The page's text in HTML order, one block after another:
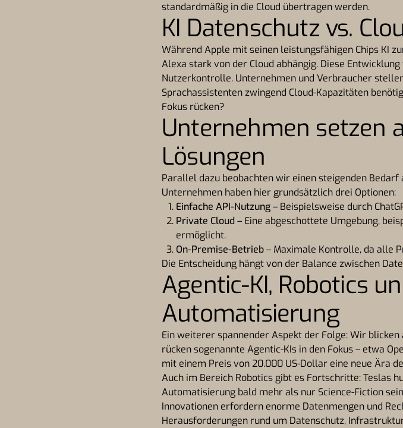
standardmäßig in die Cloud übertragen werden.
KI Datenschutz vs.
Während Apple mit seinen leistungsfähigen Chips KI
Alexa stark von der Cloud abhängig. Diese
Nutzerkontrolle. Unternehmen und Verbraucher
Sprachassistenten zwingend Cloud-Kapazitäten
Fokus rücken?
Unternehmen setzen
Lösungen
Parallel dazu beobachten wir einen steigenden Bedarf
Unternehmen haben hier grundsätzlich drei Optionen:
Einfache API-Nutzung– Beispielsweise durch
Private Cloud – Eine abgeschottete Umgebung,
ermöglicht.
On-Premise-Betrieb– Maximale Kontrolle, da alle
Die Entscheidung hängt von der Balance zwischen
Agentic-KI, Robotics
Automatisierung
Ein weiterer spannender Aspekt der Folge: Wir
rücken sogenannte Agentic-KIs in den Fokus – etwa
mit einem Preis von 20.000 US-Dollar eine neue Ära
Auch im Bereich Robotics gibt es Fortschritte: Teslas
Automatisierung bald mehr als nur Science-Fiction
Innovationen erfordern enorme Datenmengen und
Herausforderungen rund um Datenschutz,